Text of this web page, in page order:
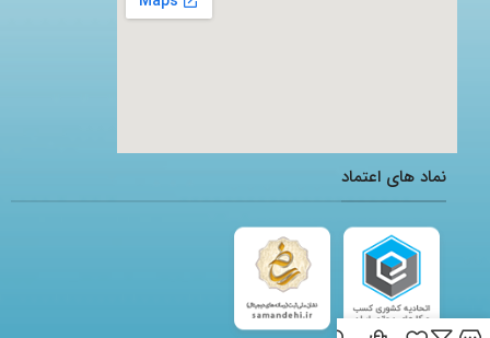
adding a google map to a website
نماد های اعتماد